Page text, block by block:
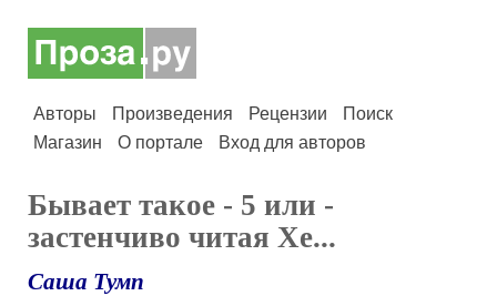
Авторы Произведения Рецензии
Поиск
Магазин
О портале Вход для авторов
Бывает такое - 5 или -
застенчиво читая Хе...
Саша Тумп